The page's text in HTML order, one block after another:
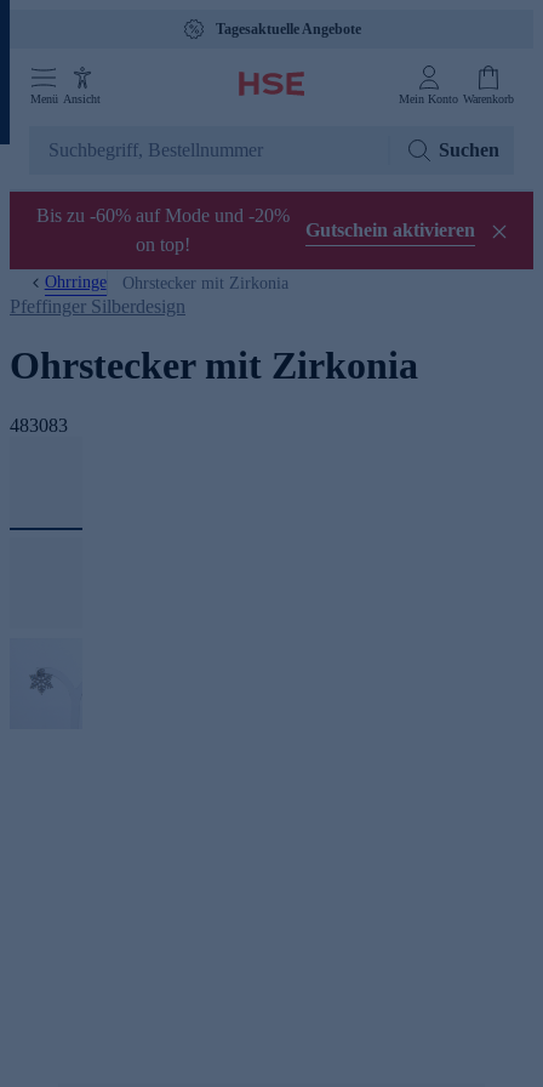
Tagesaktuelle Angebote
Menü Ansicht Mein Konto Warenkorb
Suchen
Bis zu -60% auf Mode und -20%
on top!
Gutschein aktivieren
Ohrringe Ohrstecker mit Zirkonia
Pfeffinger Silberdesign
Ohrstecker mit Zirkonia
483083